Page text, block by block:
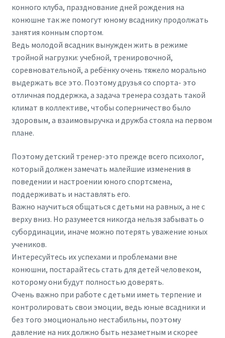
конного клуба, празднование дней рождения на
конюшне так же помогут юному всаднику продолжать
занятия конным спортом.
Ведь молодой всадник вынужден жить в режиме
тройной нагрузки: учебной, тренировочной,
соревновательной, а ребёнку очень тяжело морально
выдержать все это. Поэтому друзья со спорта- это
отличная поддержка, а задача тренера создать такой
климат в коллективе, чтобы соперничество было
здоровым, а взаимовыручка и дружба стояла на первом
плане.
Поэтому детский тренер-это прежде всего психолог,
который должен замечать малейшие изменения в
поведении и настроении юного спортсмена,
поддерживать и наставлять его.
Важно научиться общаться с детьми на равных, а не с
верху вниз. Но разумеется никогда нельзя забывать о
субординации, иначе можно потерять уважение юных
учеников.
Интересуйтесь их успехами и проблемами вне
конюшни, постарайтесь стать для детей человеком,
которому они будут полностью доверять.
Очень важно при работе с детьми иметь терпение и
контролировать свои эмоции, ведь юные всадники и
без того эмоционально нестабильны, поэтому
давление на них должно быть незаметным и скорее